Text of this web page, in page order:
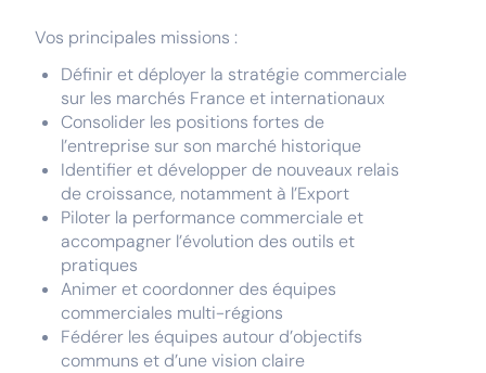
Vos principales missions :
Définir et déployer la stratégie commerciale
sur les marchés France et internationaux
Consolider les positions fortes de
l’entreprise sur son marché historique
Identifier et développer de nouveaux relais
de croissance, notamment à l’Export
Piloter la performance commerciale et
accompagner l’évolution des outils et
pratiques
Animer et coordonner des équipes
commerciales multi-régions
Fédérer les équipes autour d’objectifs
communs et d’une vision claire